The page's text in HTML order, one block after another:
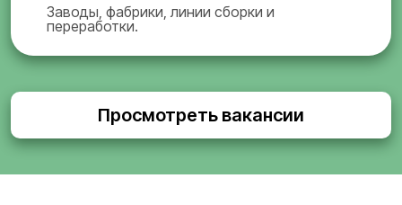
Заводы, фабрики, линии сборки и
переработки.
Просмотреть вакансии